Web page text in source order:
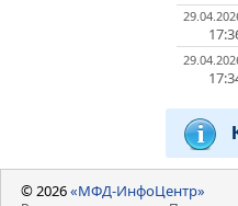
© 2026«МФД-ИнфоЦентр»